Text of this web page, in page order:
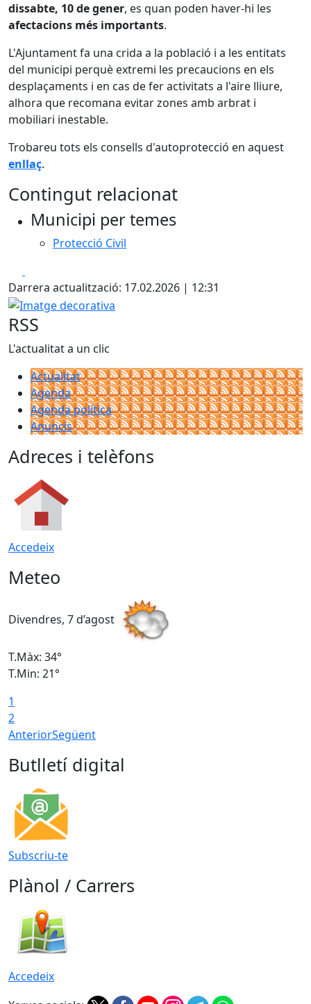
dissabte, 10 de gener, es quan poden haver-hi les
afectacions més importants.
L'Ajuntament fa una crida a la població i a les entitats
del municipi perquè extremi les precaucions en els
desplaçaments i en cas de fer activitats a l'aire lliure,
alhora que recomana evitar zones amb arbrat i
mobiliari inestable.
Trobareu tots els consells d'autoprotecció en aquest
enllaç.
Contingut relacionat
Municipi per temes
Protecció Civil
Darrera actualització: 17.02.2026 | 12:31
Imatge decorativa
RSS
L'actualitat a un clic
Actualitat
Agenda
Agenda política
Anuncis
Adreces i telèfons
Accedeix
Meteo
Divendres, 7 d’agost
T.Màx: 34°
T.Min: 21°
1
2
AnteriorSegüent
Butlletí digital
Subscriu-te
Plànol / Carrers
Accedeix